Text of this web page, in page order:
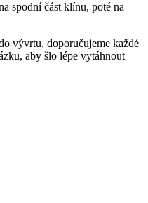
spodní část klínu, poté na
vývrtu, doporučujeme každé
aby šlo lépe vytáhnout